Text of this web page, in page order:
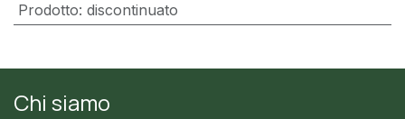
Prodotto: discontinuato
Chi siamo